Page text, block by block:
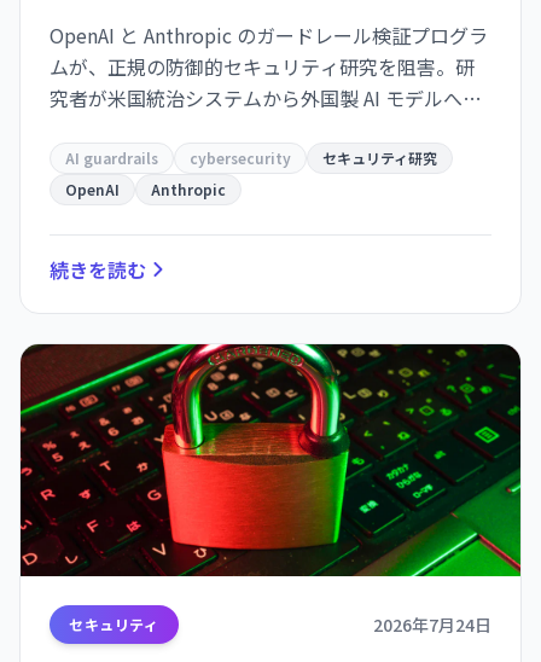
OpenAI と Anthropic のガードレール検証プログラ
ムが、正規の防御的セキュリティ研究を阻害。研
究者が米国統治システムから外国製 AI モデルへ追
クアンドバランスの失敗事例。
AI guardrails cybersecurity
セキュリティ研究
OpenAI
Anthropic
続きを読む
セキュリティ 2026年7月24日